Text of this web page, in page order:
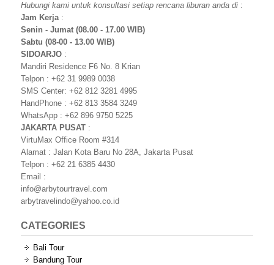
Hubungi kami untuk konsultasi setiap rencana liburan anda di :
Jam Kerja:
Senin - Jumat (08.00 - 17.00 WIB)
Sabtu (08-00 - 13.00 WIB)
SIDOARJO :
Mandiri Residence F6 No. 8 Krian
Telpon : +62 31 9989 0038
SMS Center: +62 812 3281 4995
HandPhone : +62 813 3584 3249
WhatsApp : +62 896 9750 5225
JAKARTA PUSAT :
VirtuMax Office Room #314
Alamat : Jalan Kota Baru No 28A, Jakarta Pusat
Telpon : +62 21 6385 4430
Email :
info@arbytourtravel.com
arbytravelindo@yahoo.co.id
CATEGORIES
Bali Tour
Bandung Tour